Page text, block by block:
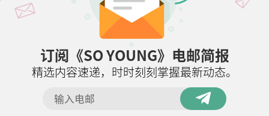
订阅《SO YOUNG》电邮简报
精选内容速递，时时刻刻掌握最新动态。